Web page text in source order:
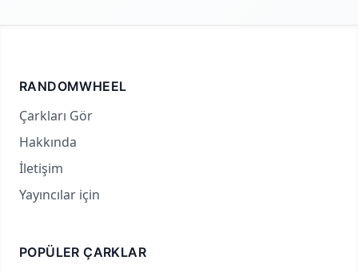
RANDOMWHEEL
Çarkları Gör
Hakkında
İletişim
Yayıncılar için
POPÜLER ÇARKLAR